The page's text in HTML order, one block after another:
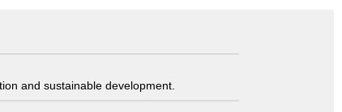
and sustainable development.